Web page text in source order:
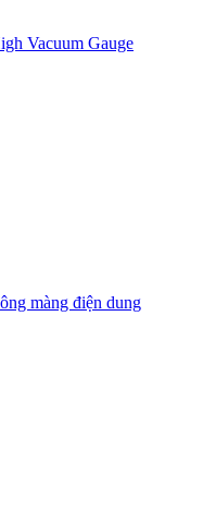
Vacuum Gauge
màng điện dung